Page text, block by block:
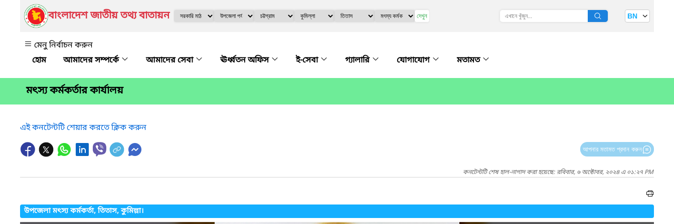
বাংলাদেশ জাতীয় তথ্য বাতায়ন দেখুন BN
মেনু নির্বাচন করুন
আমাদের সম্পর্কে
আমাদের সেবা ঊর্ধ্বতন অফিস ই-সেবা গ্যালারি যোগাযোগ মতামত
মৎস্য কর্মকর্তার কার্যালয়
এই কনটেন্টটি শেয়ার করতে ক্লিক করুন
আপনার মতামত প্রদান করুন
কনটেন্টটি শেষ হাল-নাগাদ করা হয়েছে: রবিবার, ৬ অক্টোবর, ২০২৪ এ ০১:২৭ PM
উপজেলা মৎস্য কর্মকর্তা, তিতাস, কুমিল্লা।